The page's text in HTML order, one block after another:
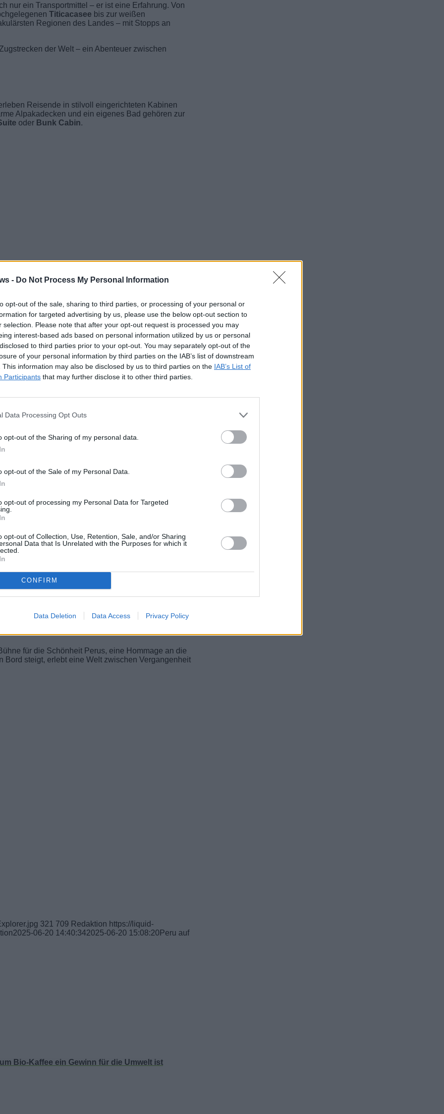
- Do Not Process My Personal Information
opt-out of the sale, sharing to third parties, or processing of your personal or
for targeted advertising by us, please use the below opt-out section to
selection. Please note that after your opt-out request is processed you may
interest-based ads based on personal information utilized by us or personal
to third parties prior to your opt-out. You may separately opt-out of the
of your personal information by third parties on the IAB’s list of downstream
This information may also be disclosed by us to third parties on the IAB’s List of
Participants that may further disclose it to other third parties.
Data Processing Opt Outs
opt-out of the Sharing of my personal data.
opt-out of the Sale of my Personal Data.
opt-out of processing my Personal Data for Targeted
opt-out of Collection, Use, Retention, Sale, and/or Sharing
Data that Is Unrelated with the Purposes for which it
CONFIRM
Data Deletion Data Access Privacy Policy
nur ein Transportmittel – er ist eine Erfahrung. Von
Titicacasee bis zur weißen
Regionen des Landes – mit Stopps an
der Welt – ein Abenteuer zwischen
Reisende in stilvoll eingerichteten Kabinen
Alpakadecken und ein eigenes Bad gehören zur
oder Bunk Cabin.
Gerichte aus frischen, regionalen Zutaten – oft
Reise durch Perus kulinarisches Erbe – von
zu exklusiven Behandlungen ein. Massagen,
– mit Blick auf die unendliche Weite der
genauso zauberhaft sind wie die Aussicht.
Pisco Sour oder bei sternenklarem Himmel mit
Erinnerungen.
Lamaweiden, Kolonialkirchen und dem
Perus
für die Schönheit Perus, eine Hommage an die
Bord steigt, erlebt eine Welt zwischen Vergangenheit
321 709 Redaktion https://liquid-
2025-06-20 14:40:342025-06-20 15:08:20 Peru auf
Bio-Kaffee ein Gewinn für die Umwelt ist